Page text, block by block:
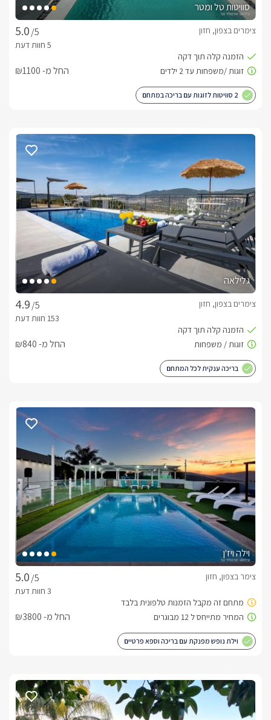
הזמנות טלפוניות בלבד
לפרטים נוספים או שאלות אנחנו פה לשירותכם
בברכה, יצחק/אסתר -
סוויטות טל ומטר
/5
צימרים בצפון, חזון
החל מ- ₪1100
2 סוויטות לזוגות עם בריכה במתחם
גלילאה
/5
צימרים בצפון, חזון
החל מ- ₪840
בריכה ענקית לכל המתחם
וילה ויז'ן
/5
צימר בצפון, חזון
החל מ- ₪3800
וילת נופש מפנקת עם בריכה וספא פרטיים